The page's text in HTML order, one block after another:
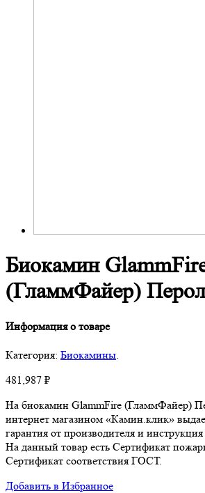
Биокамин
(ГламмФайер)
Информация о товаре
Категория: Биокамины.
481,987 ₽
На биокамин GlammFire (ГламмФайер)
интернет магазином «Камин.клик»
гарантия от производителя и
На данный товар есть Сертификат
Сертификат соответствия ГОСТ.
Добавить в Избранное